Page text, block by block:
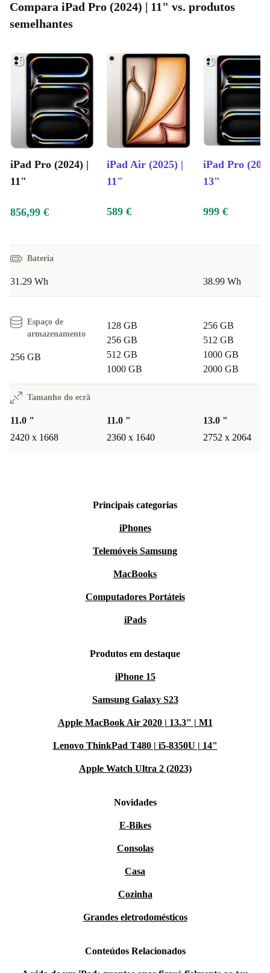
Compara iPad Pro (2024) | 11" vs. produtos
semelhantes
iPad Pro (2024) |
11"
iPad Air (2025) |
11"
iPad Pro
13"
856,99 € 589 € 999 €
Bateria
31.29 Wh 38.99 Wh
Espaço de
armazenamento
256 GB
128 GB
256 GB
512 GB
1000 GB
256 GB
512 GB
1000 GB
2000 GB
Tamanho do ecrã
11.0 "
2420 x 1668
11.0 "
2360 x 1640
13.0 "
2752 x 2064
Principais categorias
iPhones
Telemóveis Samsung
MacBooks
Computadores Portáteis
iPads
Produtos em destaque
iPhone 15
Samsung Galaxy S23
Apple MacBook Air 2020 | 13.3" | M1
Lenovo ThinkPad T480 | i5-8350U | 14"
Apple Watch Ultra 2 (2023)
Novidades
E-Bikes
Consolas
Casa
Cozinha
Grandes eletrodomésticos
Conteúdos Relacionados